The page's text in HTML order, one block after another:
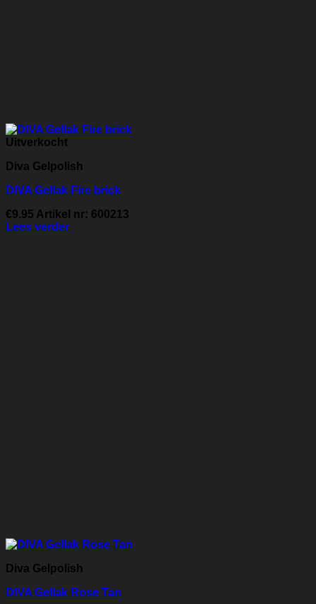
Uitverkocht
Diva Gelpolish
DIVA Gellak Fire brick
€9.95 Artikel nr: 600213
Lees verder
Diva Gelpolish
DIVA Gellak Rose Tan